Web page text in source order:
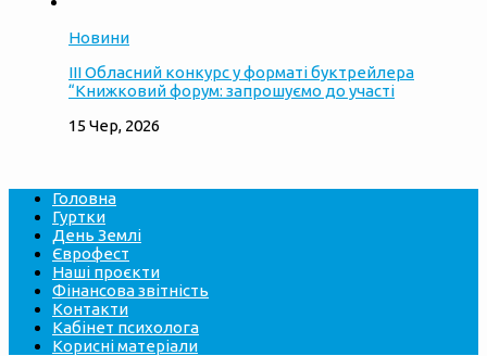
Новини
ІІІ Обласний конкурс у форматі буктрейлера
“Книжковий форум: запрошуємо до участі
15 Чер, 2026
Головна
Гуртки
День Землі
Єврофест
Наші проєкти
Фінансова звітність
Контакти
Кабінет психолога
Корисні матеріали